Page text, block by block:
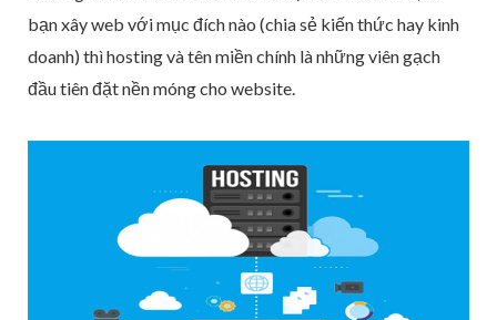
bạn xây web với mục đích nào (chia sẻ kiến thức hay kinh
doanh) thì hosting và tên miền chính là những viên gạch
đầu tiên đặt nền móng cho website.